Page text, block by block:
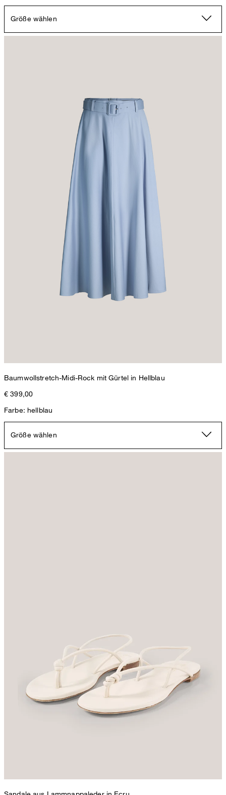
Größe wählen
Baumwollstretch-Midi-Rock mit Gürtel in Hellblau
€ 399,00
Farbe: hellblau
Größe wählen